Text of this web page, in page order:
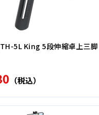
5L King 5段伸縮卓上三脚
（税込）